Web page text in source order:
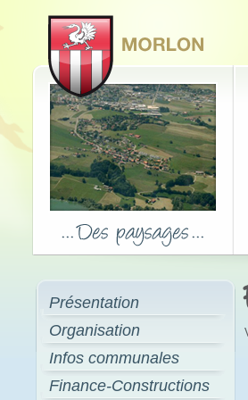
Présentation
Organisation
Infos communales
Finance-Constructions